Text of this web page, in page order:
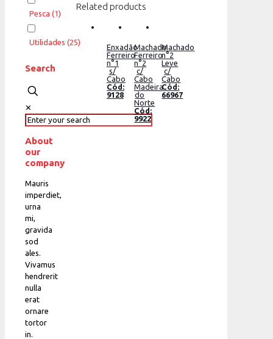
Related products
Enxadão
Ferreiro
n°1
s/
Cabo
Cód:
9128
Machado
Ferreiro
n°2
c/
Cabo
Madeira
do
Norte
Cód:
9922
Machado
n°2
Leve
c/
Cabo
Cód:
66967
Pesca (1)
Utilidades (25)
Search
✕
About
our
company
Mauris
imperdiet,
urna
mi,
gravida
sod
ales.
Vivamus
hendrerit
nulla
erat
ornare
tortor
in.